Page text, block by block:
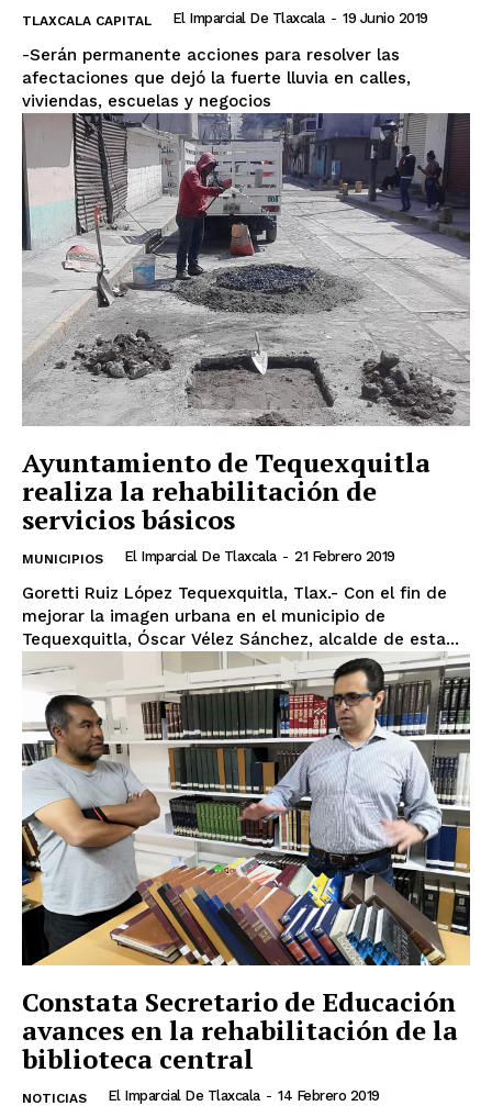
TLAXCALA CAPITAL El Imparcial De Tlaxcala - 19 Junio 2019
-Serán permanente acciones para resolver las
afectaciones que dejó la fuerte lluvia en calles,
viviendas, escuelas y negocios
Ayuntamiento de Tequexquitla
realiza la rehabilitación de
servicios básicos
MUNICIPIOS El Imparcial De Tlaxcala - 21 Febrero 2019
Goretti Ruiz López Tequexquitla, Tlax.- Con el fin de
mejorar la imagen urbana en el municipio de
Tequexquitla, Óscar Vélez Sánchez, alcalde de esta...
Constata Secretario de Educación
avances en la rehabilitación de la
biblioteca central
NOTICIAS El Imparcial De Tlaxcala - 14 Febrero 2019